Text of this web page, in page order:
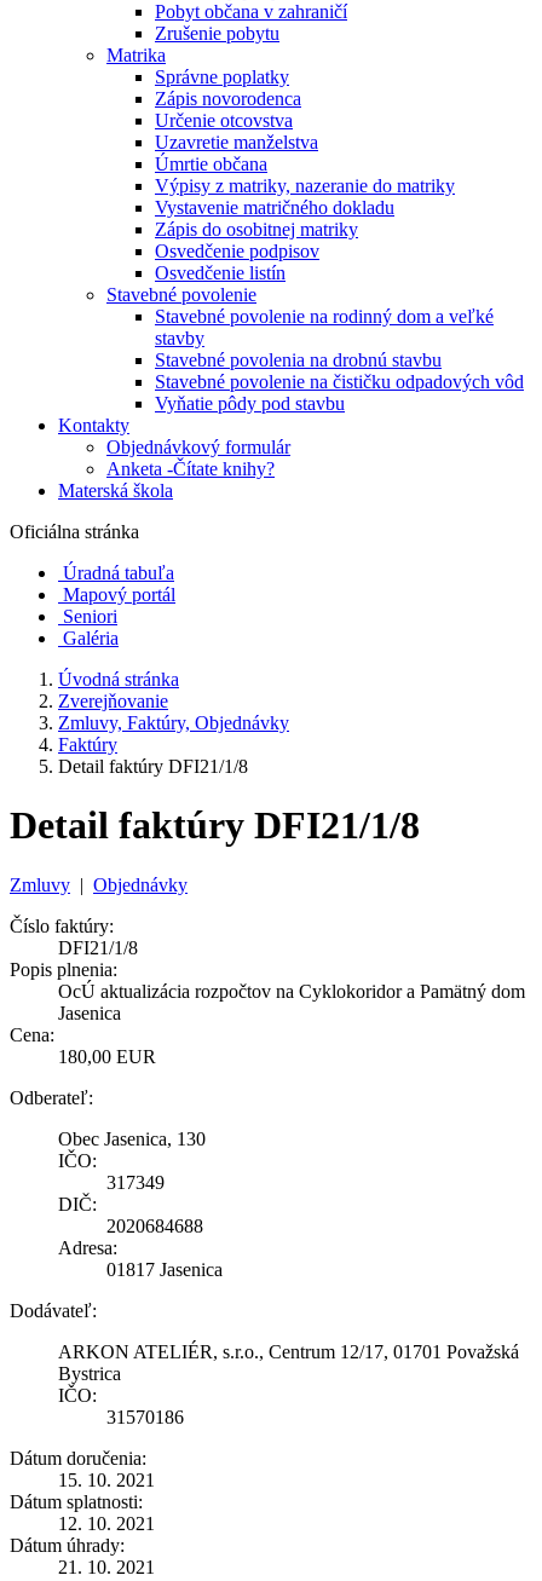
Pobyt občana v zahraničí
Zrušenie pobytu
Matrika
Správne poplatky
Zápis novorodenca
Určenie otcovstva
Uzavretie manželstva
Úmrtie občana
Výpisy z matriky, nazeranie do matriky
Vystavenie matričného dokladu
Zápis do osobitnej matriky
Osvedčenie podpisov
Osvedčenie listín
Stavebné povolenie
Stavebné povolenie na rodinný dom a veľké
stavby
Stavebné povolenia na drobnú stavbu
Stavebné povolenie na čističku odpadových vôd
Vyňatie pôdy pod stavbu
Kontakty
Objednávkový formulár
Anketa -Čítate knihy?
Materská škola
Oficiálna stránka
Úradná tabuľa
Mapový portál
Seniori
Galéria
Úvodná stránka
Zverejňovanie
Zmluvy, Faktúry, Objednávky
Faktúry
Detail faktúry DFI21/1/8
Detail faktúry DFI21/1/8
Zmluvy | Objednávky
Číslo faktúry:
DFI21/1/8
Popis plnenia:
OcÚ aktualizácia rozpočtov na Cyklokoridor a Pamätný dom
Jasenica
Cena:
180,00 EUR
Odberateľ:
Obec Jasenica, 130
IČO:
317349
DIČ:
2020684688
Adresa:
01817 Jasenica
Dodávateľ:
ARKON ATELIÉR, s.r.o., Centrum 12/17, 01701 Považská
Bystrica
IČO:
31570186
Dátum doručenia:
15. 10. 2021
Dátum splatnosti:
12. 10. 2021
Dátum úhrady:
21. 10. 2021